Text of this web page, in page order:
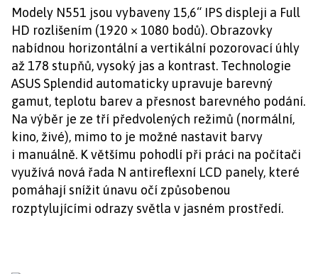
Modely N551 jsou vybaveny 15,6“ IPS displeji a Full
HD rozlišením (1920 × 1080 bodů). Obrazovky
nabídnou horizontální a vertikální pozorovací úhly
až 178 stupňů, vysoký jas a kontrast. Technologie
ASUS Splendid automaticky upravuje barevný
gamut, teplotu barev a přesnost barevného podání.
Na výběr je ze tří předvolených režimů (normální,
kino, živé), mimo to je možné nastavit barvy
i manuálně. K většímu pohodlí při práci na počítači
využívá nová řada N antireflexní LCD panely, které
pomáhají snížit únavu očí způsobenou
rozptylujícími odrazy světla v jasném prostředí.